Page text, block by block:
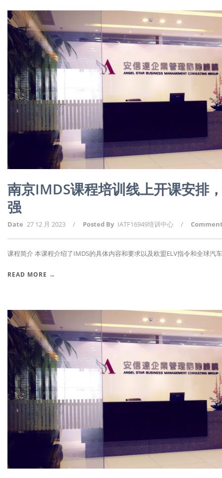
南京IMDS课程培训线上开课安排
强
Date 27 12 月 2023 / Posted By IATF16949培训中心 /
课程简介 本课程介绍了IMDS的具体内容和要求以及欧盟ELV指令和全球汽
READ MORE →